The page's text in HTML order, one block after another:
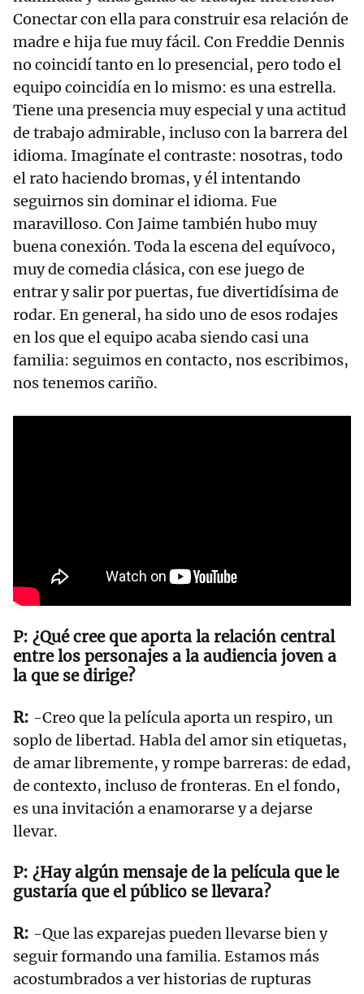
Conectar con ella para construir esa relación de
madre e hija fue muy fácil. Con Freddie Dennis
no coincidí tanto en lo presencial, pero todo el
equipo coincidía en lo mismo: es una estrella.
Tiene una presencia muy especial y una actitud
de trabajo admirable, incluso con la barrera del
idioma. Imagínate el contraste: nosotras, todo
el rato haciendo bromas, y él intentando
seguirnos sin dominar el idioma. Fue
maravilloso. Con Jaime también hubo muy
buena conexión. Toda la escena del equívoco,
muy de comedia clásica, con ese juego de
entrar y salir por puertas, fue divertidísima de
rodar. En general, ha sido uno de esos rodajes
en los que el equipo acaba siendo casi una
familia: seguimos en contacto, nos escribimos,
nos tenemos cariño.
¿Qué cree que aporta la relación central
entre los personajes a la audiencia joven a
la que se dirige?
-Creo que la película aporta un respiro, un
soplo de libertad. Habla del amor sin etiquetas,
de amar libremente, y rompe barreras: de edad,
de contexto, incluso de fronteras. En el fondo,
es una invitación a enamorarse y a dejarse
llevar.
¿Hay algún mensaje de la película que le
gustaría que el público se llevara?
-Que las exparejas pueden llevarse bien y
seguir formando una familia. Estamos más
acostumbrados a ver historias de rupturas